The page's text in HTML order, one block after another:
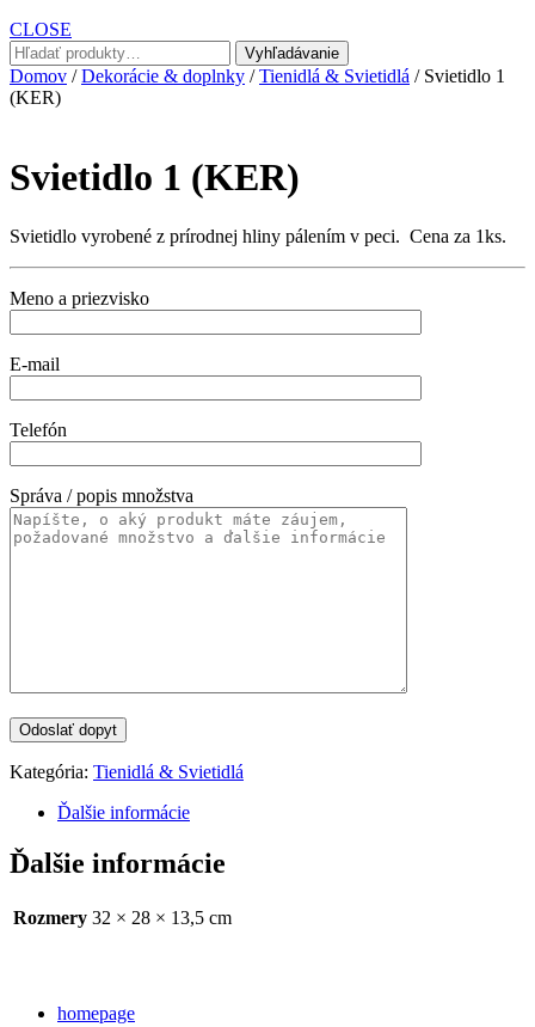
CLOSE
Hľadať:
Vyhľadávanie
Domov /Dekorácie & doplnky /Tienidlá & Svietidlá / Svietidlo 1
(KER)
Svietidlo 1 (KER)
Svietidlo vyrobené z prírodnej hliny pálením v peci. Cena za 1ks.
Meno a priezvisko
E-mail
Telefón
Správa / popis množstva
Kategória: Tienidlá & Svietidlá
Ďalšie informácie
Ďalšie informácie
Rozmery 32 × 28 × 13,5 cm
homepage